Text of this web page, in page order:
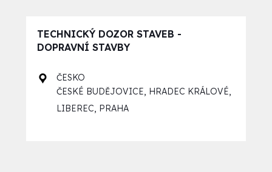
TECHNICKÝ DOZOR STAVEB -
DOPRAVNÍ STAVBY
ČESKO
ČESKÉ BUDĚJOVICE, HRADEC KRÁLOVÉ,
LIBEREC, PRAHA